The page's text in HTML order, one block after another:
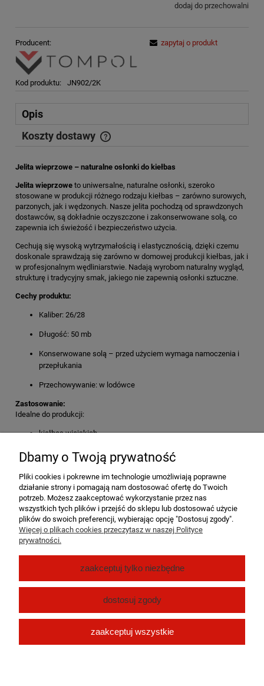
dodaj do przechowalni
Producent:
Kod produktu: JN902/2K
zapytaj o produkt
Opis
Koszty dostawy
Cena nie zawiera ewentualnych kosztów płatności
Jelita wieprzowe – naturalne osłonki do kiełbas
Jelita wieprzowe to uniwersalne, naturalne osłonki, szeroko
stosowane w produkcji różnego rodzaju kiełbas – zarówno surowych,
parzonych, jak i wędzonych. Nasze jelita pochodzą od sprawdzonych
dostawców, są dokładnie oczyszczone i zakonserwowane solą, co
zapewnia ich świeżość i bezpieczeństwo użycia.
Cechują się wysoką wytrzymałością i elastycznością, dzięki czemu
doskonale sprawdzają się zarówno w domowej produkcji kiełbas, jak i
w profesjonalnym wędliniarstwie. Nadają wyrobom naturalny wygląd,
strukturę i tradycyjny smak, jakiego nie zapewnią osłonki sztuczne.
Cechy produktu:
Kaliber: 26/28
Długość: 50 mb
Konserwowane solą – przed użyciem wymaga namoczenia i
przepłukania
Przechowywanie: w lodówce
Zastosowanie:
Idealne do produkcji:
kiełbas wiejskich,
kiełbas parzonych i wędzonych (np. śląska, podwawelska),
białej kiełbasy,
domowych i rzemieślniczych wyrobów mięsnych.
Postaw na jakość i tradycję – wybierzjelita wieprzowe, które są
podstawą doskonałych, domowych kiełbas o prawdziwym,
naturalnym smaku.
Pomoc
Moje konto
Płatności i dostawa
Dbamy o Twoją prywatność
Pliki cookies i pokrewne im technologie umożliwiają poprawne
działanie strony i pomagają nam dostosować ofertę do Twoich
potrzeb. Możesz zaakceptować wykorzystanie przez nas
wszystkich tych plików i przejść do sklepu lub dostosować użycie
plików do swoich preferencji, wybierając opcję "Dostosuj zgody".
Więcej o plikach cookies przeczytasz w naszej Polityce
prywatności.
zaakceptuj tylko niezbędne
dostosuj zgody
zaakceptuj wszystkie